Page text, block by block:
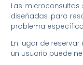
Las
diseñadas para
problema
En lugar de
un usuario puede